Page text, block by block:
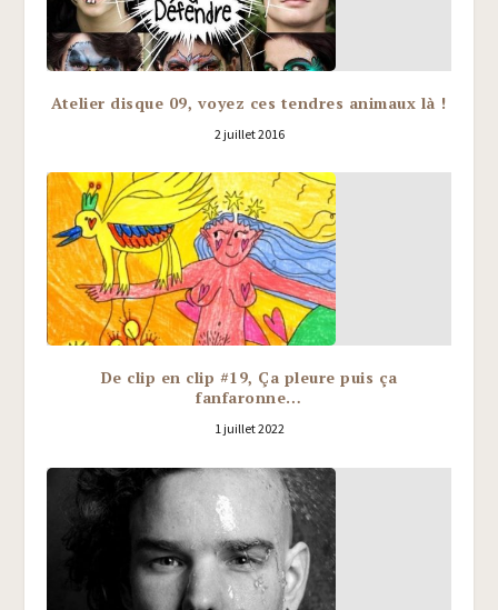
Atelier disque 09, voyez ces tendres animaux là !
2 juillet 2016
De clip en clip #19, Ça pleure puis ça
fanfaronne…
1 juillet 2022